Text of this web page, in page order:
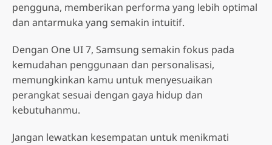
pengguna, memberikan performa yang lebih optimal
dan antarmuka yang semakin intuitif.
Dengan One UI 7, Samsung semakin fokus pada
kemudahan penggunaan dan personalisasi,
memungkinkan kamu untuk menyesuaikan
perangkat sesuai dengan gaya hidup dan
kebutuhanmu.
Jangan lewatkan kesempatan untuk menikmati